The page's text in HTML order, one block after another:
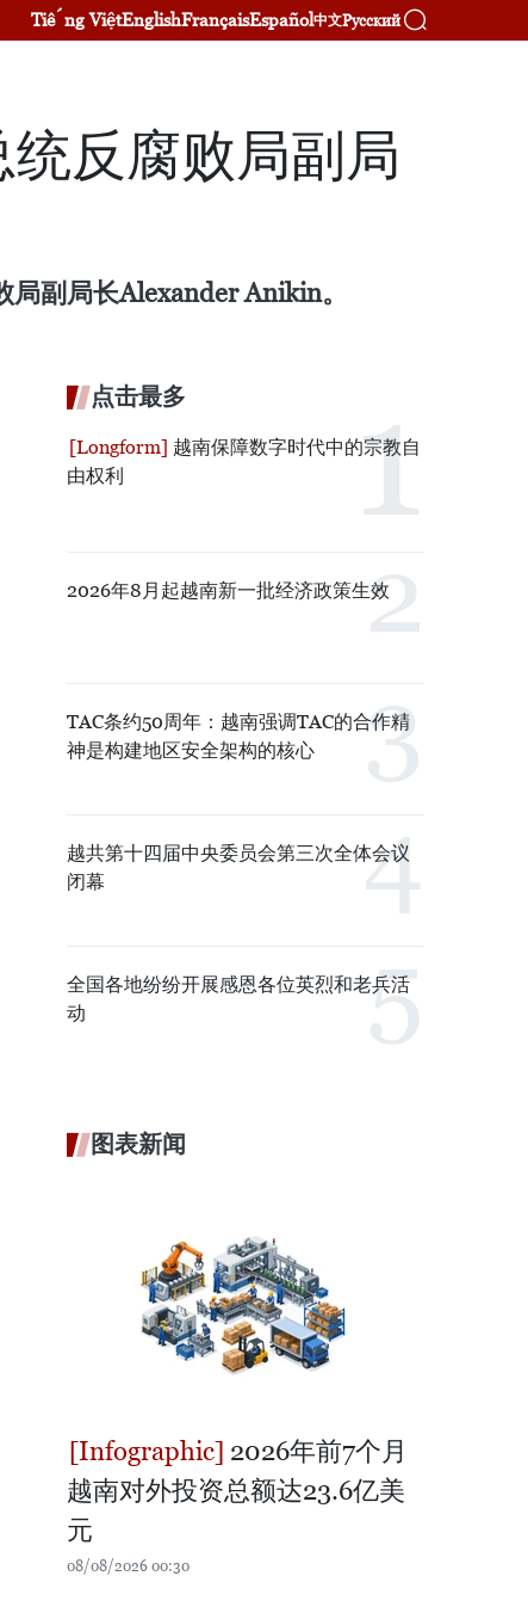
Tiếng ViệtEnglishFrançaisEspañol中文Русский
反腐败局副局
副局长Alexander Anikin。
点击最多
越南保障数字时代中的宗教自
由权利
2026年8月起越南新一批经济政策生效
TAC条约50周年：越南强调TAC的合作精
神是构建地区安全架构的核心
越共第十四届中央委员会第三次全体会议
闭幕
全国各地纷纷开展感恩各位英烈和老兵活
动
图表新闻
2026年前7个月
越南对外投资总额达23.6亿美
元
08/08/2026 00:30